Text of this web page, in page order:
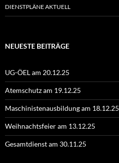
DIENSTPLÄNE AKTUELL
NEUESTE BEITRÄGE
UG-ÖEL am 20.12.25
Atemschutz am 19.12.25
Maschinistenausbildung am 18.12.25
Weihnachtsfeier am 13.12.25
Gesamtdienst am 30.11.25